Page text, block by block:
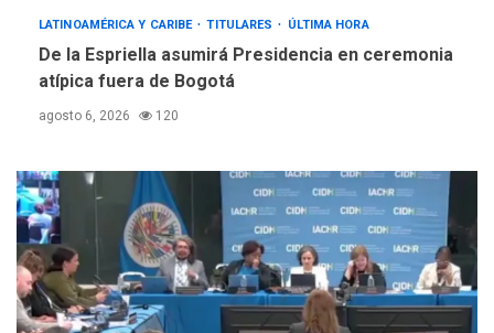
ÚLTIMA HORA
Trump vuelve intenta
nuevamente limitar
LATINOAMÉRICA Y CARIBE TITULARES ÚLTIMA HORA
De la Espriella asumirá Presidencia en ceremonia
atípica fuera de Bogotá
agosto 6, 2026 120